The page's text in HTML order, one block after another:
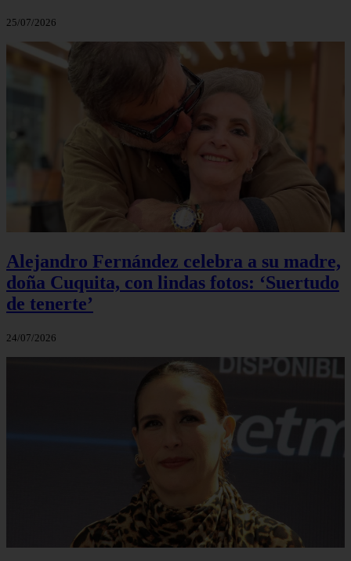
25/07/2026
Alejandro Fernández celebra a su madre,
doña Cuquita, con lindas fotos: ‘Suertudo
de tenerte’
24/07/2026